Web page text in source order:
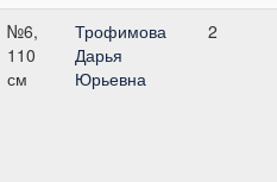
№6,
110
см
Трофимова
Дарья
Юрьевна
2